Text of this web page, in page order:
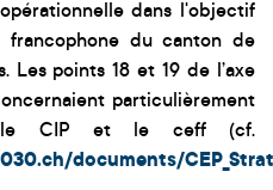
dans l'objectif
du canton de
Les points 18 et 19 de l’axe
particulièrement
le CIP et le ceff (cf.
documents/